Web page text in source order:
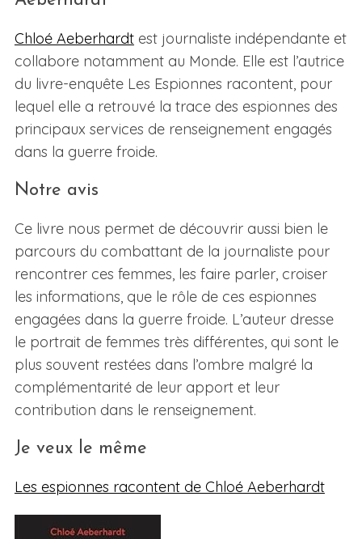
Chloé Aeberhardtest journaliste indépendante et
collabore notamment au Monde. Elle est l’autrice
du livre-enquête Les Espionnes racontent, pour
lequel elle a retrouvé la trace des espionnes des
principaux services de renseignement engagés
dans la guerre froide.
Notre avis
Ce livre nous permet de découvrir aussi bien le
parcours du combattant de la journaliste pour
rencontrer ces femmes, les faire parler, croiser
les informations, que le rôle de ces espionnes
engagées dans la guerre froide. L’auteur dresse
le portrait de femmes très différentes, qui sont le
plus souvent restées dans l’ombre malgré la
complémentarité de leur apport et leur
contribution dans le renseignement.
Je veux le même
Les espionnes racontent de Chloé Aeberhardt